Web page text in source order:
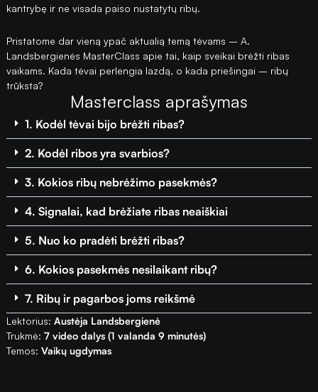
Masterclass aprašymas
1. Kodėl tėvai bijo brėžti ribas?
2. Kodėl ribos yra svarbios?
3. Kokios ribų nebrėžimo pasekmės?
4. Signalai, kad brėžiate ribas neaiškiai
5. Nuo ko pradėti brėžti ribas?
6. Kokios pasekmės nesilaikant ribų?
7. Ribų ir pagarbos joms reikšmė
Lektorius: Austėja Landsbergienė
Trukmė: 7 video dalys (1 valanda 9 minutės)
Temos: Vaikų ugdymas
kantrybę ir ne visada paiso nustatytų ribų.
Pristatome dar vieną ypač aktualią temą tėvams – A.
Landsbergienės MasterClass apie tai, kaip sveikai brėžti ribas
vaikams. Kada tėvai perlengia lazdą, o kada priešingai – ribų
trūksta?